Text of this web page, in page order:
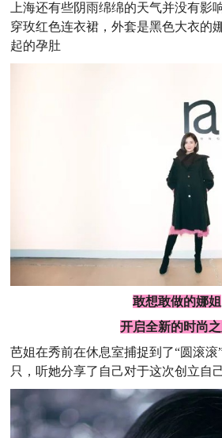
上海还有些阴雨绵绵的天气并没有影
穿玫红色连衣裙，外套是黑色大衣的
起的孕肚
敢想敢做的娜姐
开启全新的时尚
芭姐在秀前在休息室捕捉到了“圆滚滚
只，听她分享了自己对于这次创立自